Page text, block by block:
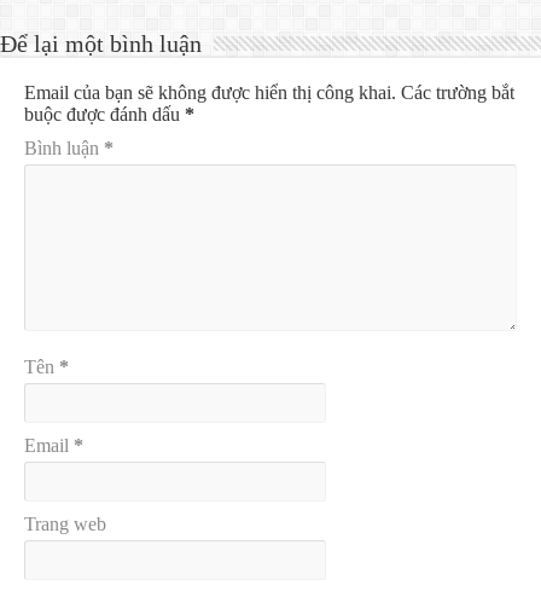
Để lại một bình luận
Email của bạn sẽ không được hiển thị công khai. Các trường bắt
buộc được đánh dấu *
Bình luận *
Tên *
Email *
Trang web